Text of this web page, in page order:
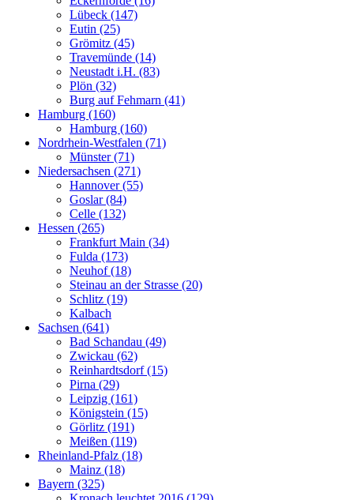
Lübeck (147)
Eutin (25)
Grömitz (45)
Travemünde (14)
Neustadt i.H. (83)
Plön (32)
Burg auf Fehmarn (41)
Hamburg (160)
Hamburg (160)
Nordrhein-Westfalen (71)
Münster (71)
Niedersachsen (271)
Hannover (55)
Goslar (84)
Celle (132)
Hessen (265)
Frankfurt Main (34)
Fulda (173)
Neuhof (18)
Steinau an der Strasse (20)
Schlitz (19)
Kalbach
Sachsen (641)
Bad Schandau (49)
Zwickau (62)
Reinhardtsdorf (15)
Pirna (29)
Leipzig (161)
Königstein (15)
Görlitz (191)
Meißen (119)
Rheinland-Pfalz (18)
Mainz (18)
Bayern (325)